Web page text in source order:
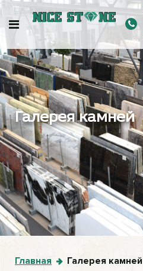
Галерея камней
Главная Галерея камней